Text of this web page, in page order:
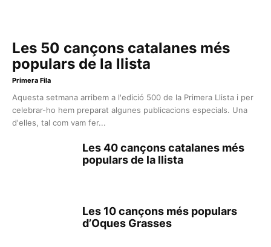
Les 50 cançons catalanes més
populars de la llista
Primera Fila
Aquesta setmana arribem a l'edició 500 de la Primera Llista i per
celebrar-ho hem preparat algunes publicacions especials. Una
d'elles, tal com vam fer...
Les 40 cançons catalanes més
populars de la llista
Les 10 cançons més populars
d’Oques Grasses